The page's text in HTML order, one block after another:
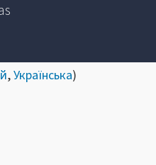
,Українська)